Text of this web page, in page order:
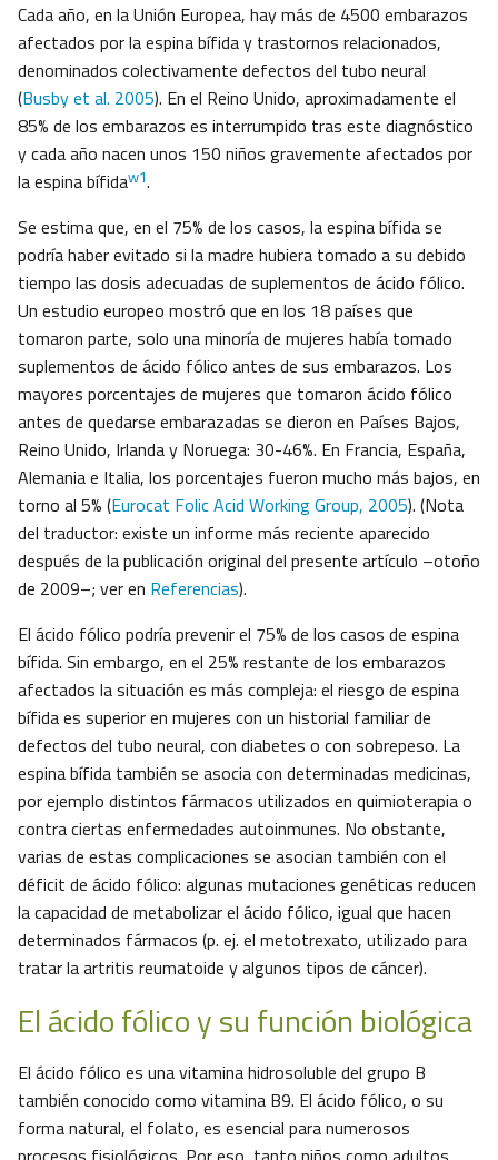
Cada año, en la Unión Europea, hay más de 4500 embarazos
afectados por la espina bífida y trastornos relacionados,
denominados colectivamente defectos del tubo neural
(Busby et al. 2005). En el Reino Unido, aproximadamente el
85% de los embarazos es interrumpido tras este diagnóstico
y cada año nacen unos 150 niños gravemente afectados por
la espina bífidaw1.
Se estima que, en el 75% de los casos, la espina bífida se
podría haber evitado si la madre hubiera tomado a su debido
tiempo las dosis adecuadas de suplementos de ácido fólico.
Un estudio europeo mostró que en los 18 países que
tomaron parte, solo una minoría de mujeres había tomado
suplementos de ácido fólico antes de sus embarazos. Los
mayores porcentajes de mujeres que tomaron ácido fólico
antes de quedarse embarazadas se dieron en Países Bajos,
Reino Unido, Irlanda y Noruega: 30-46%. En Francia, España,
Alemania e Italia, los porcentajes fueron mucho más bajos, en
torno al 5% (Eurocat Folic Acid Working Group, 2005). (Nota
del traductor: existe un informe más reciente aparecido
después de la publicación original del presente artículo –otoño
de 2009–; ver en Referencias).
El ácido fólico podría prevenir el 75% de los casos de espina
bífida. Sin embargo, en el 25% restante de los embarazos
afectados la situación es más compleja: el riesgo de espina
bífida es superior en mujeres con un historial familiar de
defectos del tubo neural, con diabetes o con sobrepeso. La
espina bífida también se asocia con determinadas medicinas,
por ejemplo distintos fármacos utilizados en quimioterapia o
contra ciertas enfermedades autoinmunes. No obstante,
varias de estas complicaciones se asocian también con el
déficit de ácido fólico: algunas mutaciones genéticas reducen
la capacidad de metabolizar el ácido fólico, igual que hacen
determinados fármacos (p. ej. el metotrexato, utilizado para
tratar la artritis reumatoide y algunos tipos de cáncer).
El ácido fólico y su función biológica
El ácido fólico es una vitamina hidrosoluble del grupo B
también conocido como vitamina B9. El ácido fólico, o su
forma natural, el folato, es esencial para numerosos